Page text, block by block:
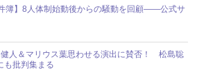
簿】8人体制始動後からの騒動を回顧――公式サ
人＆マリウス葉思わせる演出に賛否！ 松島聡
も批判集まる